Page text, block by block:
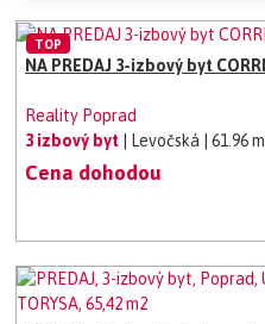
NA PREDAJ 3-izbový byt
Reality Poprad
3 izbový byt
| Levočská | 61.96
Cena dohodou
TOP